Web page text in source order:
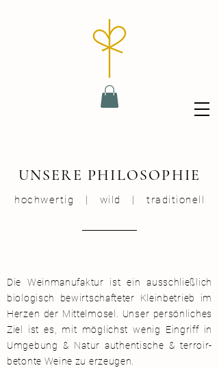
UNSERE PHILOSOPHIE
hochwertig | wild | traditionell
Die Weinmanufaktur ist ein ausschließlich
biologisch bewirtschafteter Kleinbetrieb im
Herzen der Mittelmosel. Unser persönliches
Ziel ist es, mit möglichst wenig Eingriff in
Umgebung & Natur authentische & terroir-
betonte Weine zu erzeugen.